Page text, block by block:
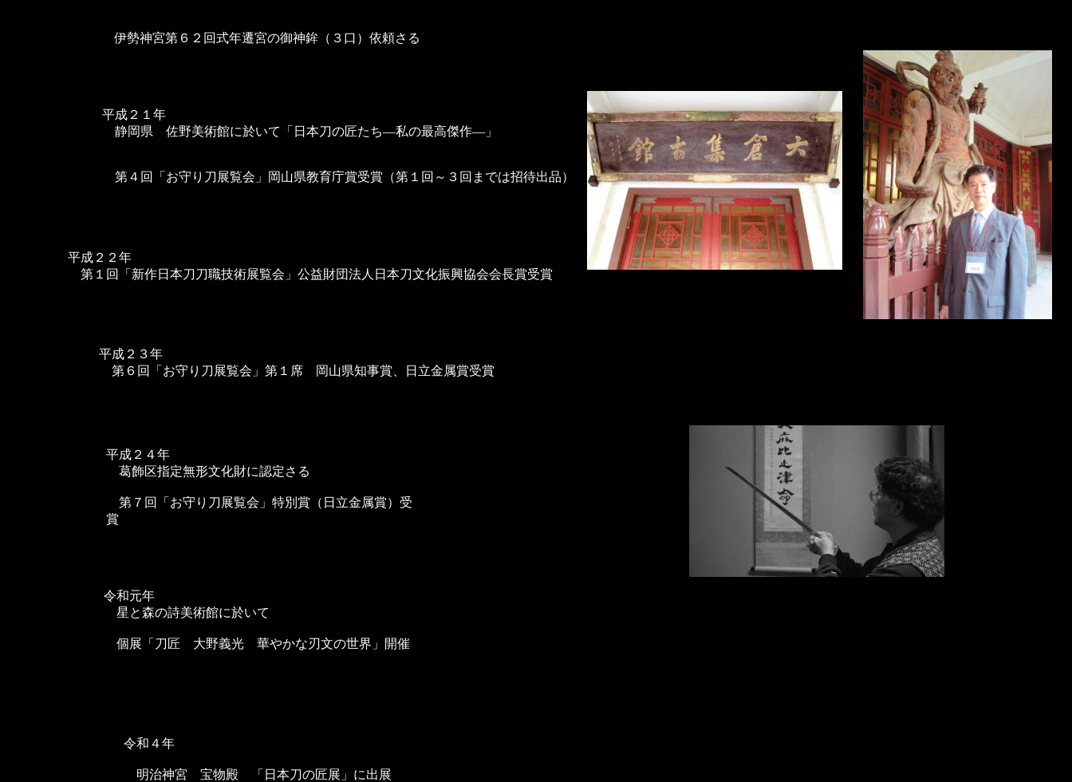
令和元年
星と森の詩美術館に於いて
個展「刀匠 大野義光 華やかな刃文の世界」開催
令和４年
明治神宮 宝物殿 「日本刀の匠展」に出展
伊勢神宮第６２回式年遷宮の御神鉾（３口）依頼さる
平成２１年
静岡県 佐野美術館に於いて「日本刀の匠たち―私の最高傑作―」
第４回「お守り刀展覧会」岡山県教育庁賞受賞（第１回～３回までは招待出品）
平成２２年
第１回「新作日本刀刀職技術展覧会」公益財団法人日本刀文化振興協会会長賞受賞
平成２３年
第６回「お守り刀展覧会」第１席 岡山県知事賞、日立金属賞受賞
平成２４年
葛飾区指定無形文化財に認定さる
第７回「お守り刀展覧会」特別賞（日立金属賞）受
賞